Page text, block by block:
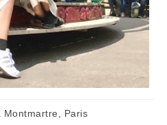
Montmartre, Paris